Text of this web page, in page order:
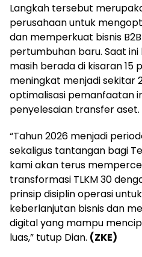
Langkah tersebut
perusahaan untuk
dan memperkuat bisnis
pertumbuhan baru. Saat
masih berada di kisaran
meningkat menjadi sekitar
optimalisasi pemanfaatan
penyelesaian transfer aset.
“Tahun 2026 menjadi
sekaligus tantangan bagi
kami akan terus
transformasi TLKM 30
prinsip disiplin operasi
keberlanjutan bisnis dan
digital yang mampu
luas,” tutup Dian. (ZKE)